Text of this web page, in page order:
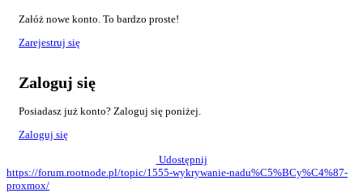
Załóż nowe konto. To bardzo proste!
Zarejestruj się
Zaloguj się
Posiadasz już konto? Zaloguj się poniżej.
Zaloguj się
Udostępnij
https://forum.rootnode.pl/topic/1555-wykrywanie-nadu%C5%BCy%C4%87-
proxmox/